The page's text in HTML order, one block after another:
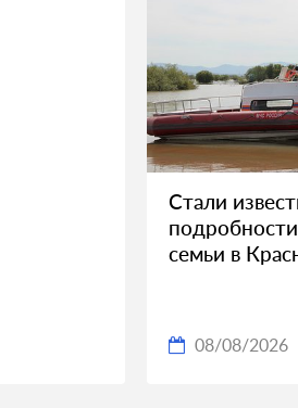
Стали
семьи в
08/08/2026